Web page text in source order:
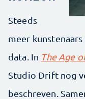
Steeds
meer
data. In The Age
Studio Drift nog
beschreven.